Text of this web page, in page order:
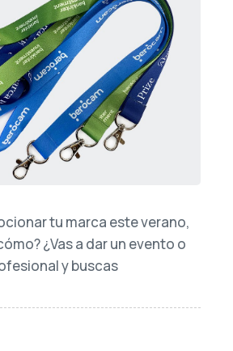
tu marca este verano,
¿Vas a dar un evento o
y buscas